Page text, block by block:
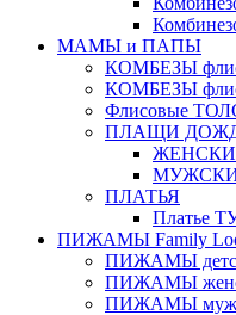
МАМЫ и ПАПЫ
КОМБЕЗЫ
КОМБЕЗЫ
Флисовые
ПЛАЩИ
ПЛАТЬЯ
Платье
ПИЖАМЫ Family
ПИЖАМЫ
ПИЖАМЫ
ПИЖАМЫ